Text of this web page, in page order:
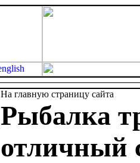
На главную страницу сайта
Рыбалка
отличный